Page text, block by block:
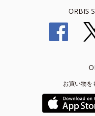
ORBIS
お買い物を